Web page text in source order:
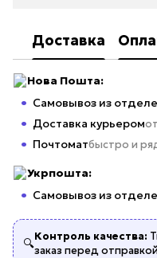
Доставка
Нова Пошта:
Самовывоз из
Доставка курьером
Почтоматбыстро и
Укрпошта:
Самовывоз из
🔍
Контроль качества:
заказ перед